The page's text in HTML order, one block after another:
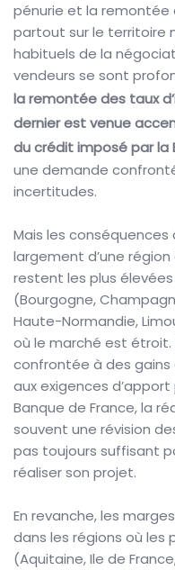
pénurie et la remontée
partout sur le territoire
habituels de la
vendeurs se sont
la remontée des taux
dernier est venue
du crédit imposé par la
une demande
incertitudes.
Mais les
largement d’une région
restent les plus
(Bourgogne,
Haute-Normandie,
où le marché est
confrontée à des gains
aux exigences
Banque de France, la
souvent une révision
pas toujours suffisant
réaliser son projet.
En revanche, les
dans les régions où les
(Aquitaine, Ile de